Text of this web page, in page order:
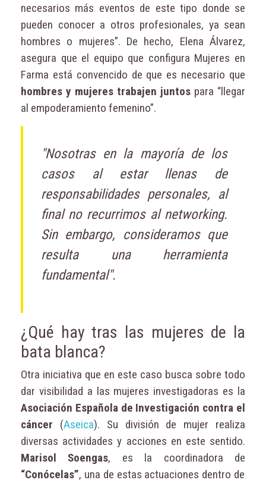
necesarios más eventos de este tipo donde se
pueden conocer a otros profesionales, ya sean
hombres o mujeres”. De hecho, Elena Álvarez,
asegura que el equipo que configura Mujeres en
Farma está convencido de que es necesario que
hombres y mujeres trabajen juntos para “llegar
al empoderamiento femenino”.
"Nosotras en la mayoría de los
casos al estar llenas de
responsabilidades personales, al
final no recurrimos al networking.
Sin embargo, consideramos que
resulta una herramienta
fundamental".
¿Qué hay tras las mujeres de la
bata blanca?
Otra iniciativa que en este caso busca sobre todo
dar visibilidad a las mujeres investigadoras es la
Asociación Española de Investigación contra el
cáncer (Aseica). Su división de mujer realiza
diversas actividades y acciones en este sentido.
Marisol Soengas, es la coordinadora de
“Conócelas”, una de estas actuaciones dentro de